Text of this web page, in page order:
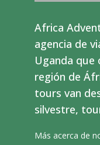
Africa
agencia de
Uganda que
región de
tours van
silvestre,
Más acerca de